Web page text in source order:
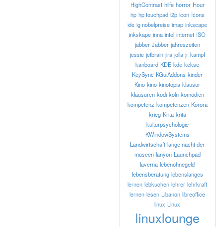
HighContrast hilfe horror Hour
hp hp touchpad i2p icon Icons
ide ig nobelpreise imap inkscape
inkskape inna intel internet ISO
jabber Jabber jahreszeiten
jessie jetbrain jira jolla jr kampf
kanboard KDE kde kekse
KeySync KGuiAddons kinder
Kino kino kinotopia klausur
klausuren kodi köln komödien
kompetenz kompetenzen Korora
krieg Krita krita
kulturpsychologie
KWindowSystems
Landwirtschaft lange nacht der
museen lanyon Launchpad
laverna lebenohnegeld
lebensberatung lebenslanges
lernen lebkuchen lehrer lehrkraft
lernen lesen Libanon libreoffice
linux Linux
linuxlounge